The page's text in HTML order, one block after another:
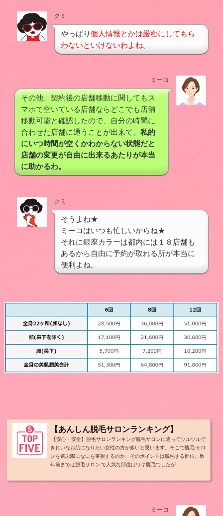
クミ
やっぱり個人情報とかは厳密にしてもら
わないといけないわよね。
ミーコ
その他、契約後の店舗移動に関してもス
マホで空いている店舗ならどこでも店舗
移動可能と確認したので、自分の時間に
合わせた店舗に通うことが出来て、 私的
にいつ時間が空くかわからない状態だと
店舗の変更が自由に出来るあたりが本当
に助かるわ。
クミ
そうよね★
ミーコはいつも忙しいからね★
それに銀座カラーは都内には１８店舗も
あるから自由に予約が取れる所が本当に
便利よね。
【あんしん脱毛サロンランキング】
【安心・安全】脱毛サロンランキング脱毛サロンに通ってツルツルで
きれいなお肌になりたい女性の方が多いと思います。そこで脱毛 サロ
ンを選ぶ際になにを重視するのか、そのポイントは脱毛する部位。数
年前までは脱毛サロン で人気な部位はワキ脱毛でしたが、...
ミーコ